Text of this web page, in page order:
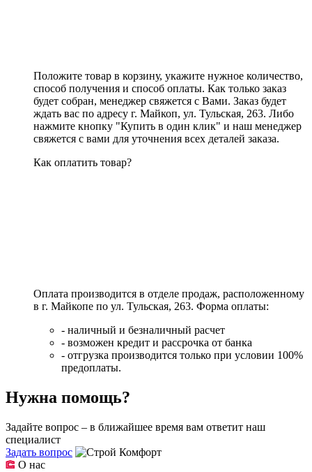
Положите товар в корзину, укажите нужное количество,
способ получения и способ оплаты. Как только заказ
будет собран, менеджер свяжется с Вами. Заказ будет
ждать вас по адресу г. Майкоп, ул. Тульская, 263. Либо
нажмите кнопку "Купить в один клик" и наш менеджер
свяжется с вами для уточнения всех деталей заказа.
Как оплатить товар?
Оплата производится в отделе продаж, расположенному
в г. Майкопе по ул. Тульская, 263. Форма оплаты:
- наличный и безналичный расчет
- возможен кредит и рассрочка от банка
- отгрузка производится только при условии 100%
предоплаты.
Нужна помощь?
Задайте вопрос – в ближайшее время вам ответит наш
специалист
Задать вопрос
О нас